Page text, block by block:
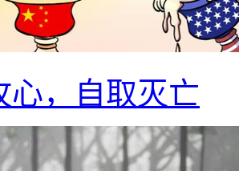
心，自取灭亡